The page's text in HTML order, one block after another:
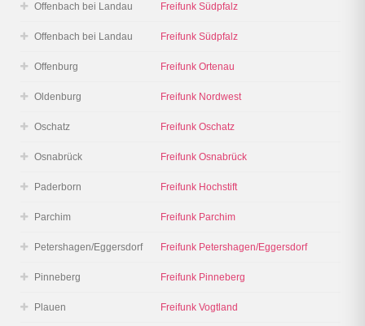
Offenbach bei Landau Freifunk Südpfalz
Offenbach bei Landau Freifunk Südpfalz
Offenburg Freifunk Ortenau
Oldenburg Freifunk Nordwest
Oschatz Freifunk Oschatz
Osnabrück Freifunk Osnabrück
Paderborn Freifunk Hochstift
Parchim Freifunk Parchim
Petershagen/Eggersdorf Freifunk Petershagen/Eggersdorf
Pinneberg Freifunk Pinneberg
Plauen Freifunk Vogtland